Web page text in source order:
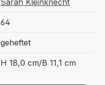
Sarah Kleinknecht
64
geheftet
H 18,0 cm/B 11,1 cm